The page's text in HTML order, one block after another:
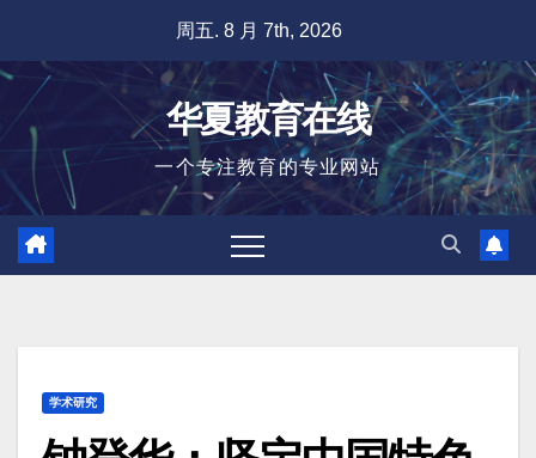
容
周五. 8 月 7th, 2026
华夏教育在线
一个专注教育的专业网站
学术研究